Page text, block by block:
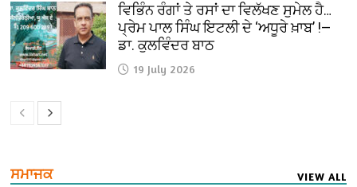
ਵਿਭਿੰਨ ਰੰਗਾਂ ਤੇ ਰਸਾਂ ਦਾ ਵਿਲੱਖਣ ਸੁਮੇਲ ਹੈ…
ਪ੍ਰੇਮ ਪਾਲ ਸਿੰਘ ਇਟਲੀ ਦੇ ‘ਅਧੂਰੇ ਖ਼ਾਬ’ !—
ਡਾ. ਕੁਲਵਿੰਦਰ ਬਾਠ
19 July 2026
ਸਮਾਜਕ VIEW ALL